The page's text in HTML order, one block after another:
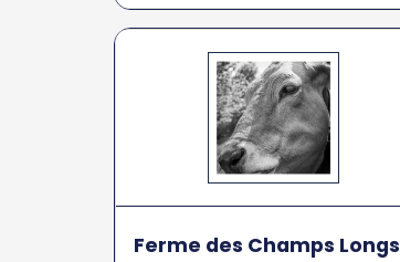
Ferme des Champs Longs